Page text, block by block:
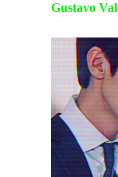
Gustavo